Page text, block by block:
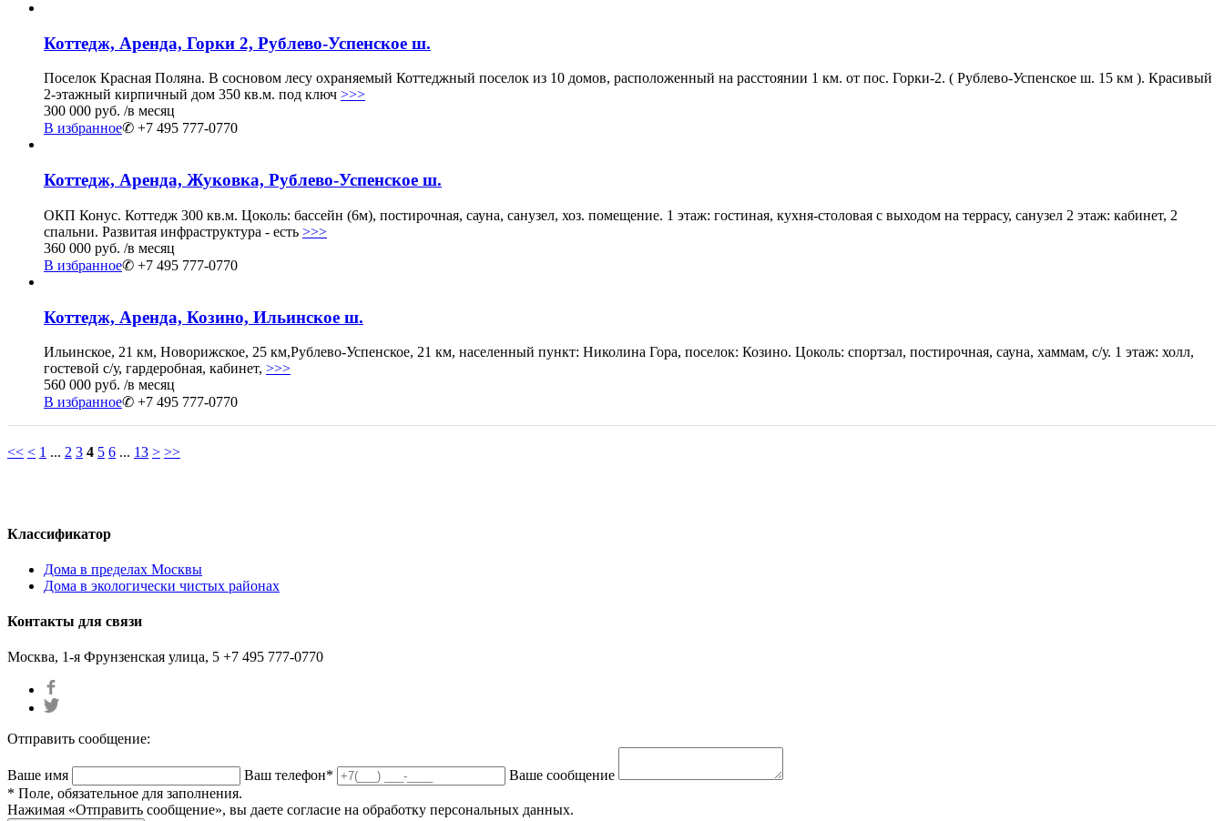
Коттедж, Аренда, Горки 2, Рублево-Успенское ш.
Поселок Красная Поляна. В сосновом лесу охраняемый Коттеджный поселок из 10 домов, расположенный на расстоянии 1 км. от пос. Горки-2. ( Рублево-Успенское ш. 15 км ). Красивый
2-этажный кирпичный дом 350 кв.м. под ключ >>>
300 000 руб. /в месяц
В избранное✆ +7 495 777-0770
Коттедж, Аренда, Жуковка, Рублево-Успенское ш.
ОКП Конус. Коттедж 300 кв.м. Цоколь: бассейн (6м), постирочная, сауна, санузел, хоз. помещение. 1 этаж: гостиная, кухня-столовая с выходом на террасу, санузел 2 этаж: кабинет, 2
спальни. Развитая инфраструктура - есть >>>
360 000 руб. /в месяц
В избранное✆ +7 495 777-0770
Коттедж, Аренда, Козино, Ильинское ш.
Ильинское, 21 км, Новорижское, 25 км,Рублево-Успенское, 21 км, населенный пункт: Николина Гора, поселок: Козино. Цоколь: спортзал, постирочная, сауна, хаммам, с/у. 1 этаж: холл,
гостевой с/у, гардеробная, кабинет, >>>
560 000 руб. /в месяц
В избранное✆ +7 495 777-0770
<< < 1 ... 2 3 4 5 6 ... 13 > >>
Классификатор
Дома в пределах Москвы
Дома в экологически чистых районах
Контакты для связи
Москва, 1-я Фрунзенская улица, 5 +7 495 777-0770
Отправить сообщение:
Ваше имя Ваш телефон*
Ваше сообщение
* Поле, обязательное для заполнения.
Нажимая «Отправить сообщение», вы даете согласие на обработку персональных данных.